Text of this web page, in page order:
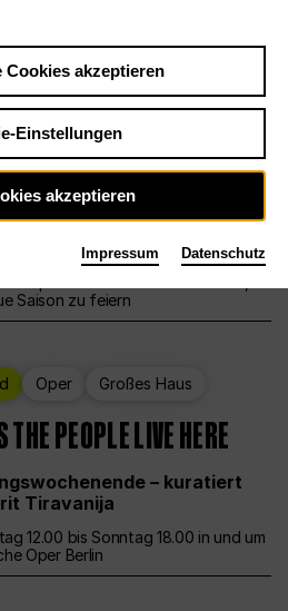
Großes Haus
Saison zu feiern
Oper Großes Haus
PEOPLE LIVE HERE
– kuratiert
Tiravanija
12.00 bis Sonntag 18.00 in und um
Oper Berlin
Cookies akzeptieren
Einstellungen
akzeptieren
Impressum Datenschutz